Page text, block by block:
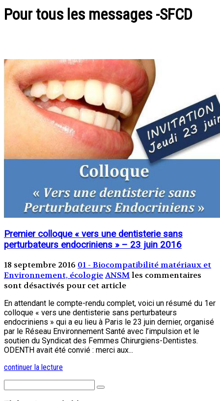
Pour tous les messages -SFCD
Premier colloque « vers une dentisterie sans
perturbateurs endocriniens » – 23 juin 2016
18 septembre 2016 01 - Biocompatibilité matériaux et
Environnement, écologieANSMles commentaires
sont désactivés pour cet article
En attendant le compte-rendu complet, voici un résumé du 1er
colloque « vers une dentisterie sans perturbateurs
endocriniens » qui a eu lieu à Paris le 23 juin dernier, organisé
par le Réseau Environnement Santé avec l’impulsion et le
soutien du Syndicat des Femmes Chirurgiens-Dentistes.
ODENTH avait été convié : merci aux...
continuer la lecture